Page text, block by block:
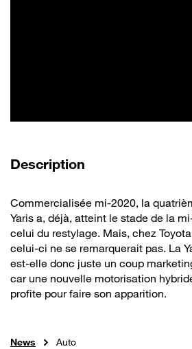
Description
Commercialisée mi-2020, la
Yaris a, déjà, atteint le stade de la
celui du restylage. Mais, chez
celui-ci ne se remarquerait pas. La
est-elle donc juste un coup
car une nouvelle motorisation
profite pour faire son apparition.
News Auto